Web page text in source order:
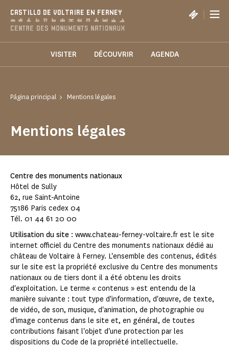
CASTILLO DE VOLTAIRE EN FERNEY |
VISITER DÉCOUVRIR AGENDA
Página principal Mentions légales
Mentions légales
Centre des monuments nationaux
Hôtel de Sully
62, rue Saint-Antoine
75186 Paris cedex 04
Tél. 01 44 61 20 00
Utilisation du site : www.chateau-ferney-voltaire.fr est le site
internet officiel du Centre des monuments nationaux dédié au
château de Voltaire à Ferney. L'ensemble des contenus, édités
sur le site est la propriété exclusive du Centre des monuments
nationaux ou de tiers dont il a été obtenu les droits
d'exploitation. Le terme « contenus » est entendu de la
manière suivante : tout type d'information, d'œuvre, de texte,
de vidéo, de son, musique, d'animation, de photographie ou
d'image contenus dans le site et, en général, de toutes
contributions faisant l'objet d'une protection par les
dispositions du Code de la propriété intellectuelle.